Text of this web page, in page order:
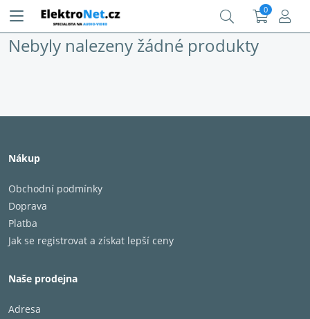
0
Nebyly nalezeny žádné produkty
Nákup
Obchodní podmínky
Doprava
Platba
Jak se registrovat a získat lepší ceny
Naše prodejna
Adresa